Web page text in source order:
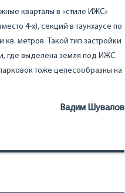
кварталы в «стиле ИЖС»
4-х), секций в таунхаусе по
метров. Такой тип застройки
где выделена земля под ИЖС.
тоже целесообразны на
Вадим Шувалов